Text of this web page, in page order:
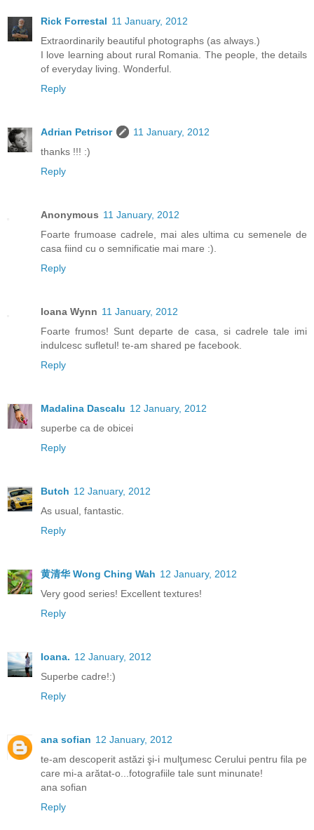
Rick Forrestal 11 January, 2012
Extraordinarily beautiful photographs (as always.)
I love learning about rural Romania. The people, the details
of everyday living. Wonderful.
Reply
Adrian Petrisor
11 January, 2012
thanks !!! :)
Reply
Anonymous 11 January, 2012
Foarte frumoase cadrele, mai ales ultima cu semenele de
casa fiind cu o semnificatie mai mare :).
Reply
Ioana Wynn 11 January, 2012
Foarte frumos! Sunt departe de casa, si cadrele tale imi
indulcesc sufletul! te-am shared pe facebook.
Reply
Madalina Dascalu 12 January, 2012
superbe ca de obicei
Reply
Butch 12 January, 2012
As usual, fantastic.
Reply
黄清华 Wong Ching Wah 12 January, 2012
Very good series! Excellent textures!
Reply
Ioana. 12 January, 2012
Superbe cadre!:)
Reply
ana sofian 12 January, 2012
te-am descoperit astăzi şi-i mulţumesc Cerului pentru fila pe
care mi-a arătat-o...fotografiile tale sunt minunate!
ana sofian
Reply